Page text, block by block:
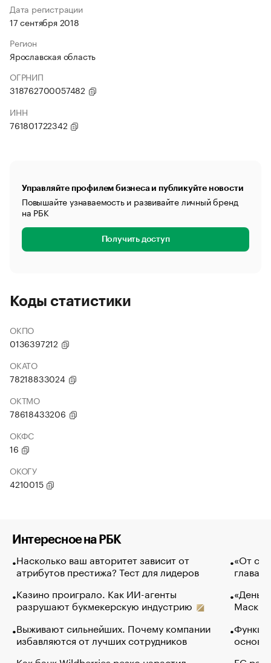
Дата регистрации
17 сентября 2018
Регион
Ярославская область
ОГРНИП
318762700057482
ИНН
761801722342
Управляйте профилем бизнеса и публикуйте новости
Повышайте узнаваемость и развивайте личный бренд
на РБК
Получить доступ
Коды статистики
ОКПО
0136397212
ОКАТО
78218833024
ОКТМО
78618433206
ОКФС
16
ОКОГУ
4210015
Интересное на РБК
Насколько ваш авторитет зависит от
атрибутов престижа? Тест для лидеров
Казино проиграло. Как ИИ-агенты
разрушают букмекерскую индустрию
Выживают сильнейших. Почему компании
избавляются от лучших сотрудников
«От
глава
Маск в
основ